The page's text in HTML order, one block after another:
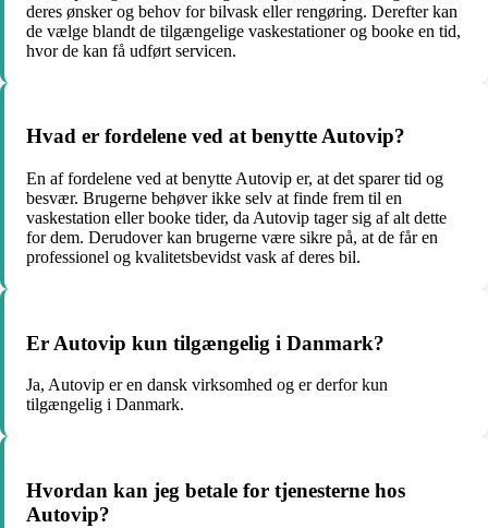
deres ønsker og behov for bilvask eller rengøring. Derefter kan
de vælge blandt de tilgængelige vaskestationer og booke en tid,
hvor de kan få udført servicen.
Hvad er fordelene ved at benytte Autovip?
En af fordelene ved at benytte Autovip er, at det sparer tid og
besvær. Brugerne behøver ikke selv at finde frem til en
vaskestation eller booke tider, da Autovip tager sig af alt dette
for dem. Derudover kan brugerne være sikre på, at de får en
professionel og kvalitetsbevidst vask af deres bil.
Er Autovip kun tilgængelig i Danmark?
Ja, Autovip er en dansk virksomhed og er derfor kun
tilgængelig i Danmark.
Hvordan kan jeg betale for tjenesterne hos
Autovip?